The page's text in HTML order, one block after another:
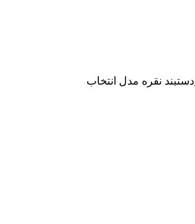
دستبند نقره مدل انتخاب